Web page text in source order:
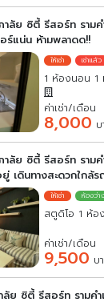
าลัย ซิตี้ รีสอร์ท ราม
ร์แน่น ห้ามพลาดด!!
1 ห้องนอน 1
ค่าเช่า/เดือน
8,000
าลัย ซิตี้ รีสอร์ท ราม
เดินทางสะดวกใกล้ร
สตูดิโอ 1 ห้อ
ค่าเช่า/เดือน
9,500 บ
ลัย ซิตี้ รีสอร์ท ราม